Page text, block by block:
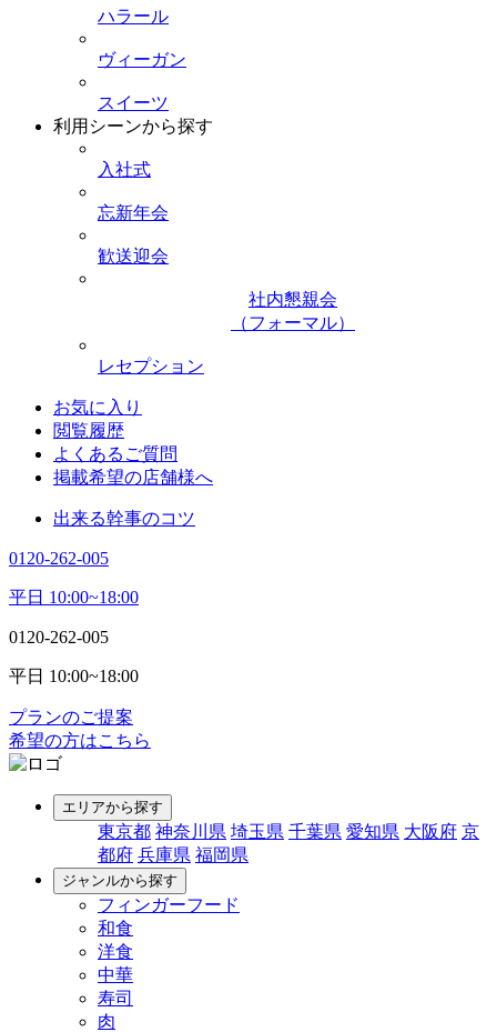
ハラール
ヴィーガン
スイーツ
利用シーンから探す
入社式
忘新年会
歓送迎会
社内懇親会
（フォーマル）
レセプション
お気に入り
閲覧履歴
よくあるご質問
掲載希望の店舗様へ
出来る幹事のコツ
0120-262-005
平日 10:00~18:00
0120-262-005
平日 10:00~18:00
プランのご提案
希望の方はこちら
エリアから探す
東京都 神奈川県 埼玉県 千葉県 愛知県 大阪府 京
都府 兵庫県 福岡県
ジャンルから探す
フィンガーフード
和食
洋食
中華
寿司
肉